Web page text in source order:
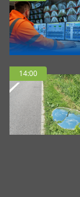
14:00